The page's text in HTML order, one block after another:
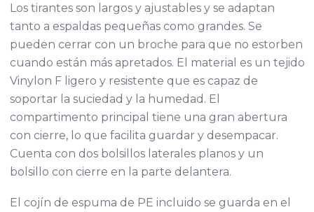
Los tirantes son largos y ajustables y se adaptan
tanto a espaldas pequeñas como grandes. Se
pueden cerrar con un broche para que no estorben
cuando están más apretados. El material es un tejido
Vinylon F ligero y resistente que es capaz de
soportar la suciedad y la humedad. El
compartimento principal tiene una gran abertura
con cierre, lo que facilita guardar y desempacar.
Cuenta con dos bolsillos laterales planos y un
bolsillo con cierre en la parte delantera.
El cojín de espuma de PE incluido se guarda en el